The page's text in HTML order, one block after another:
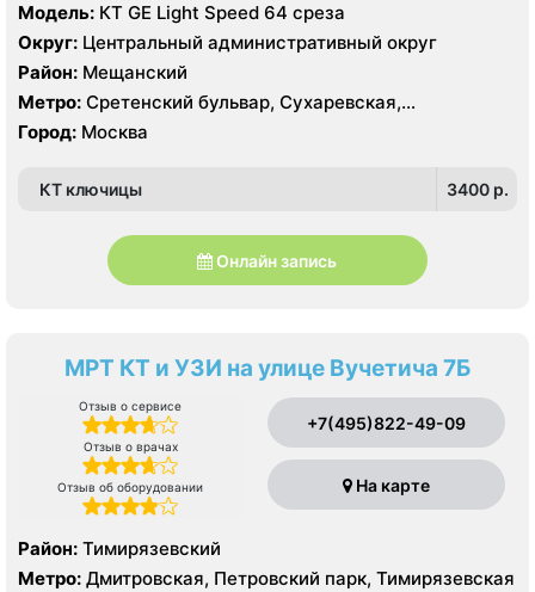
Модель: КТ GE Light Speed 64 среза
Округ: Центральный административный округ
Район: Мещанский
Метро: Сретенский бульвар, Сухаревская,
Тургеневская
Город: Москва
КТ ключицы 3400 p.
Онлайн запись
МРТ КТ и УЗИ на улице Вучетича 7Б
Отзыв о сервисе
Отзыв о врачах
Отзыв об оборудовании
+7(495)822-49-09
На карте
Район: Тимирязевский
Метро: Дмитровская, Петровский парк, Тимирязевская